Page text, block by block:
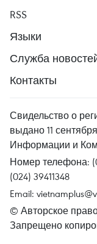
RSS
Языки
Служба
Контакты
Свидельство о
выдано 11
Информации и
Номер телефона:
(024) 39411348
Email:
© Авторское
Запрещено